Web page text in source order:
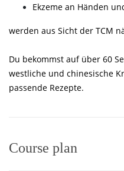
Ekzeme an Händen
werden aus Sicht der TCM
Du bekommst auf über 60
westliche und chinesische
passende Rezepte.
Course plan